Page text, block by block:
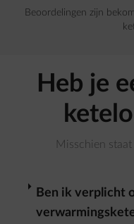
Beoordelingen zijn
Heb je
Misschien
Ben ik verplicht